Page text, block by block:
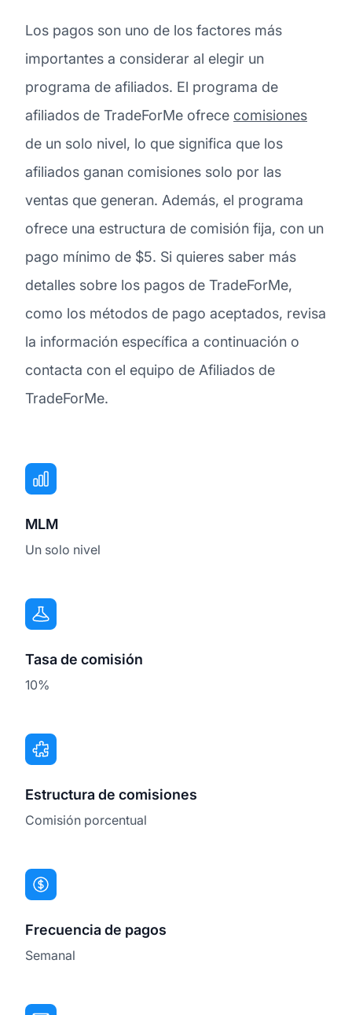
Los pagos son uno de los factores más
importantes a considerar al elegir un
programa de afiliados. El programa de
afiliados de TradeForMe ofrece comisiones
de un solo nivel, lo que significa que los
afiliados ganan comisiones solo por las
ventas que generan. Además, el programa
ofrece una estructura de comisión fija, con un
pago mínimo de $5. Si quieres saber más
detalles sobre los pagos de TradeForMe,
como los métodos de pago aceptados, revisa
la información específica a continuación o
contacta con el equipo de Afiliados de
TradeForMe.
MLM
Un solo nivel
Tasa de comisión
10%
Estructura de comisiones
Comisión porcentual
Frecuencia de pagos
Semanal